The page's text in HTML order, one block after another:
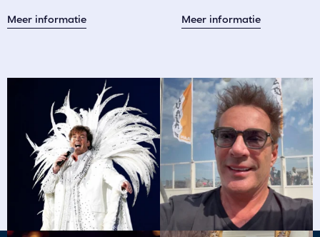
Meer informatie Meer informatie